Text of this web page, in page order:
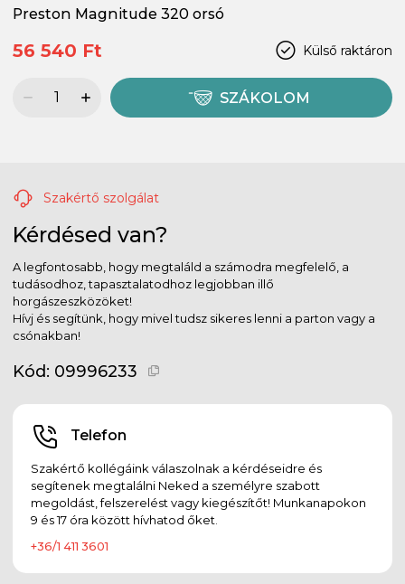
Preston Magnitude 320 orsó
Külső raktáron
56 540 Ft
SZÁKOLOM
Szakértő szolgálat
Kérdésed van?
A legfontosabb, hogy megtaláld a számodra megfelelő, a
tudásodhoz, tapasztalatodhoz legjobban illő
horgászeszközöket!
Hívj és segítünk, hogy mivel tudsz sikeres lenni a parton vagy a
csónakban!
Kód: 09996233
Telefon
Szakértő kollégáink válaszolnak a kérdéseidre és
segítenek megtalálni Neked a személyre szabott
megoldást, felszerelést vagy kiegészítőt! Munkanapokon
9 és 17 óra között hívhatod őket.
+36/1 411 3601